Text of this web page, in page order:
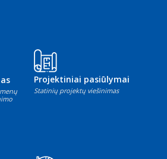
Projektiniai pasiūlymai
Statinių projektų viešinimas